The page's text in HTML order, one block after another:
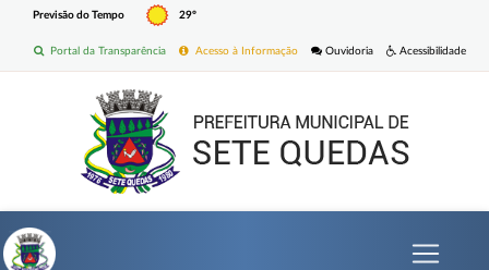
Previsão do Tempo 29º
Acessibilidade
Ouvidoria
Acesso à Informação
Portal da Transparência